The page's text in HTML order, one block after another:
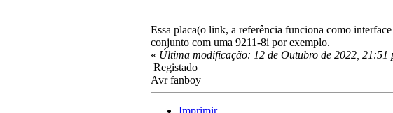
Essa placa(o link, a referência funciona como
conjunto com uma 9211-8i por exemplo.
« Última modificação: 12 de Outubro de 2022, 21:51
Registado
Avr fanboy
Imprimir